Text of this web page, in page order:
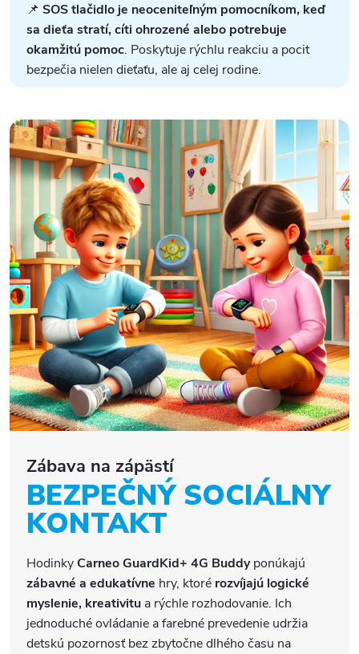
📌 SOS tlačidlo je neoceniteľným pomocníkom, keď
sa dieťa stratí, cíti ohrozené alebo potrebuje
okamžitú pomoc. Poskytuje rýchlu reakciu a pocit
bezpečia nielen dieťaťu, ale aj celej rodine.
Zábava na zápästí
BEZPEČNÝ SOCIÁLNY
KONTAKT
HodinkyCarneo GuardKid+ 4G Buddyponúkajú
zábavné a edukatívne hry, ktoré rozvíjajú logické
myslenie, kreativitu a rýchle rozhodovanie. Ich
jednoduché ovládanie a farebné prevedenie udržia
detskú pozornosť bez zbytočne dlhého času na